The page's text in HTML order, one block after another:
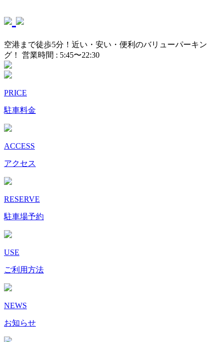
空港まで徒歩5分！近い・安い・便利のバリューパーキン
グ！ 営業時間 : 5:45〜22:30
PRICE
駐車料金
ACCESS
アクセス
RESERVE
駐車場予約
USE
ご利用方法
NEWS
お知らせ